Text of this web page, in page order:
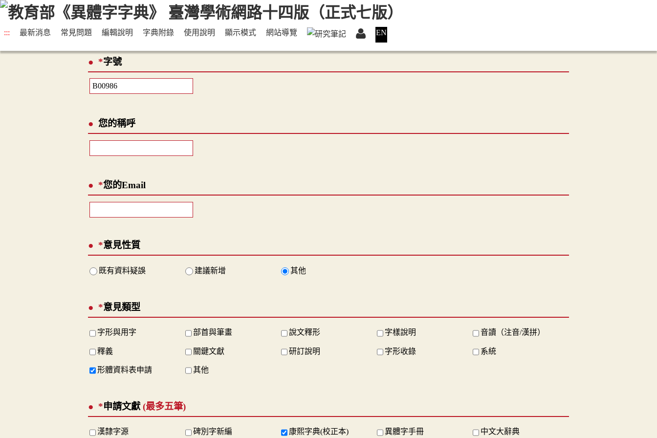
::: 最新消息 常見問題 編輯說明 字典附錄 使用說明 顯示模式 網站導覽 EN
*字號
您的稱呼
*您的Email
*意見性質
既有資料疑誤 建議新增 其他
*意見類型
字形與用字 部首與筆畫 說文釋形 字樣說明 音讀（注音/漢拼）
釋義 關鍵文獻 研訂說明 字形收錄 系統
形體資料表申請 其他
*申請文獻 (最多五筆)
漢隸字源 碑別字新編 康熙字典(校正本) 異體字手冊 中文大辭典